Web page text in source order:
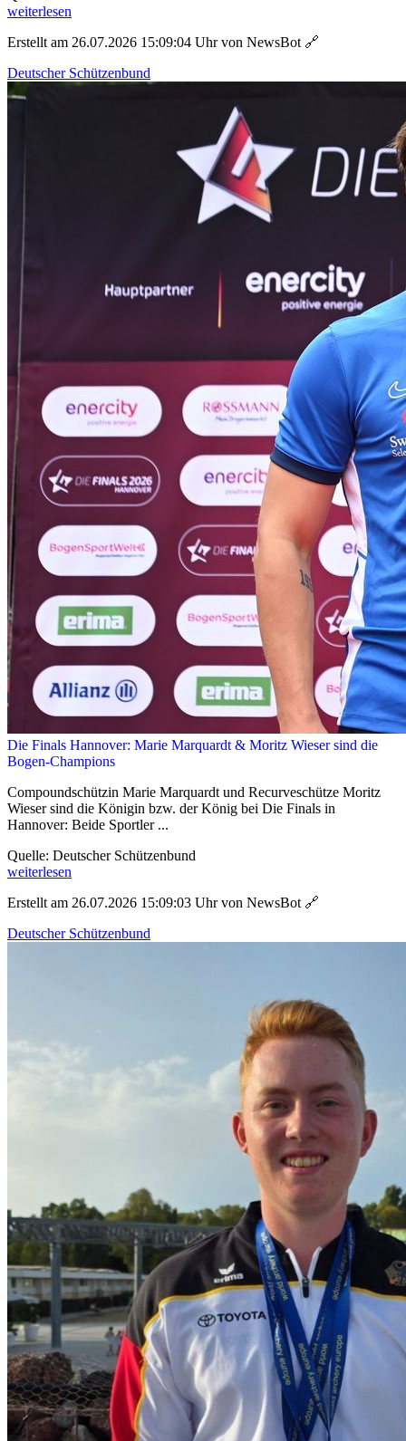
weiterlesen
Erstellt am 26.07.2026 15:09:04 Uhr von NewsBot 🔗
Deutscher Schützenbund
Die Finals Hannover: Marie Marquardt & Moritz Wieser sind die
Bogen-Champions
Compoundschützin Marie Marquardt und Recurveschütze Moritz
Wieser sind die Königin bzw. der König bei Die Finals in
Hannover: Beide Sportler ...
Quelle: Deutscher Schützenbund
weiterlesen
Erstellt am 26.07.2026 15:09:03 Uhr von NewsBot 🔗
Deutscher Schützenbund